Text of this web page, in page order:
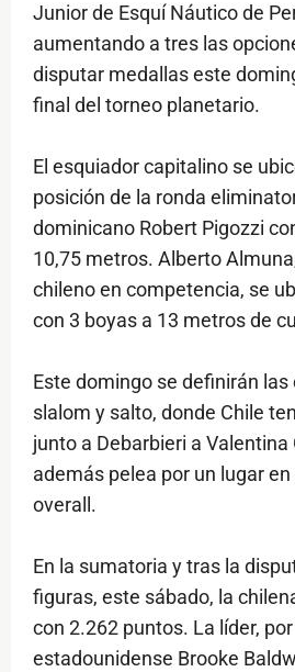
Junior de Esquí Náutico de
aumentando a tres las
disputar medallas este
final del torneo planetario.
El esquiador capitalino se
posición de la ronda
dominicano Robert Pigozzi
10,75 metros. Alberto
chileno en competencia, se
con 3 boyas a 13 metros de
Este domingo se definirán
slalom y salto, donde Chile
junto a Debarbieri a Valentina
además pelea por un lugar en
overall.
En la sumatoria y tras la
figuras, este sábado, la
con 2.262 puntos. La líder,
estadounidense Brooke